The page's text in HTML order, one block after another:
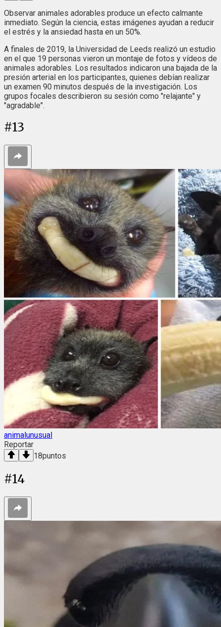
Observar animales adorables produce un efecto calmante
inmediato. Según la ciencia, estas imágenes ayudan a reducir
el estrés y la ansiedad hasta en un 50%.
A finales de 2019, la Universidad de Leeds realizó un estudio
en el que 19 personas vieron un montaje de fotos y vídeos de
animales adorables. Los resultados indicaron una bajada de la
presión arterial en los participantes, quienes debían realizar
un examen 90 minutos después de la investigación. Los
grupos focales describieron su sesión como "relajante" y
"agradable".
#13
animalunusual
Reportar
18puntos
#14